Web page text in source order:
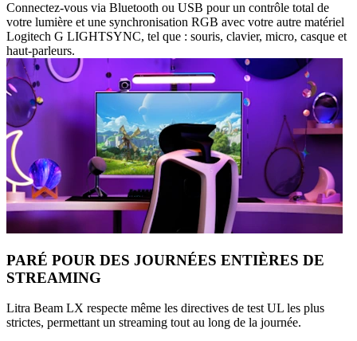
Connectez-vous via Bluetooth ou USB pour un contrôle total de
votre lumière et une synchronisation RGB avec votre autre matériel
Logitech G LIGHTSYNC, tel que : souris, clavier, micro, casque et
haut-parleurs.
PARÉ POUR DES JOURNÉES ENTIÈRES DE
STREAMING
Litra Beam LX respecte même les directives de test UL les plus
strictes, permettant un streaming tout au long de la journée.